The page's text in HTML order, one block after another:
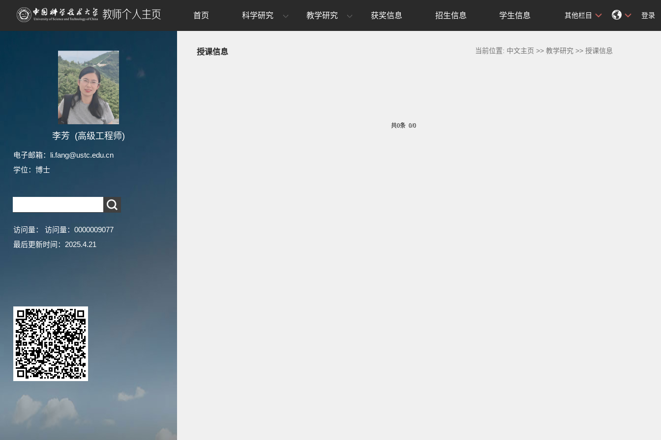
李芳 (高级工程师)
电子邮箱： li.fang@ustc.edu.cn
学位：博士
访问量： 访问量： 0000009077
最后更新时间： 2025.4.21
首页 科学研究 教学研究 获奖信息 招生信息 学生信息 其他栏目 登录
授课信息 当前位置: 中文主页 >>教学研究 >>授课信息
共0条 0/0